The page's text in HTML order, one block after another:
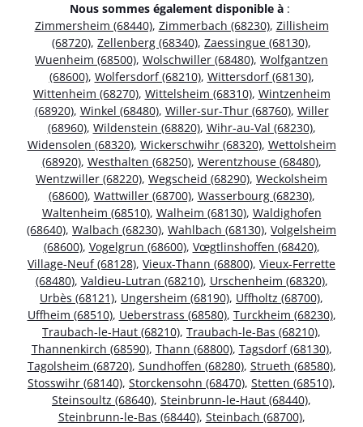
Nous sommes également disponible à :
Zimmersheim (68440), Zimmerbach (68230), Zillisheim
(68720), Zellenberg (68340), Zaessingue (68130),
Wuenheim (68500), Wolschwiller (68480), Wolfgantzen
(68600), Wolfersdorf (68210), Wittersdorf (68130),
Wittenheim (68270), Wittelsheim (68310), Wintzenheim
(68920), Winkel (68480), Willer-sur-Thur (68760), Willer
(68960), Wildenstein (68820), Wihr-au-Val (68230),
Widensolen (68320), Wickerschwihr (68320), Wettolsheim
(68920), Westhalten (68250), Werentzhouse (68480),
Wentzwiller (68220), Wegscheid (68290), Weckolsheim
(68600), Wattwiller (68700), Wasserbourg (68230),
Waltenheim (68510), Walheim (68130), Waldighofen
(68640), Walbach (68230), Wahlbach (68130), Volgelsheim
(68600), Vogelgrun (68600), Vœgtlinshoffen (68420),
Village-Neuf (68128), Vieux-Thann (68800), Vieux-Ferrette
(68480), Valdieu-Lutran (68210), Urschenheim (68320),
Urbès (68121), Ungersheim (68190), Uffholtz (68700),
Uffheim (68510), Ueberstrass (68580), Turckheim (68230),
Traubach-le-Haut (68210), Traubach-le-Bas (68210),
Thannenkirch (68590), Thann (68800), Tagsdorf (68130),
Tagolsheim (68720), Sundhoffen (68280), Strueth (68580),
Stosswihr (68140), Storckensohn (68470), Stetten (68510),
Steinsoultz (68640), Steinbrunn-le-Haut (68440),
Steinbrunn-le-Bas (68440), Steinbach (68700),